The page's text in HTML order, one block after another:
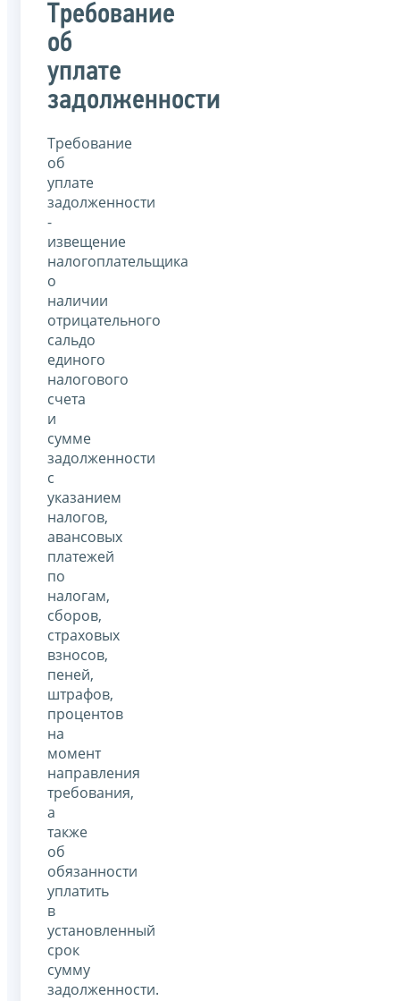
Требование
об
уплате
задолженности
Требование
об
уплате
задолженности
-
извещение
налогоплательщика
о
наличии
отрицательного
сальдо
единого
налогового
счета
и
сумме
задолженности
с
указанием
налогов,
авансовых
платежей
по
налогам,
сборов,
страховых
взносов,
пеней,
штрафов,
процентов
на
момент
направления
требования,
а
также
об
обязанности
уплатить
в
установленный
срок
сумму
задолженности.